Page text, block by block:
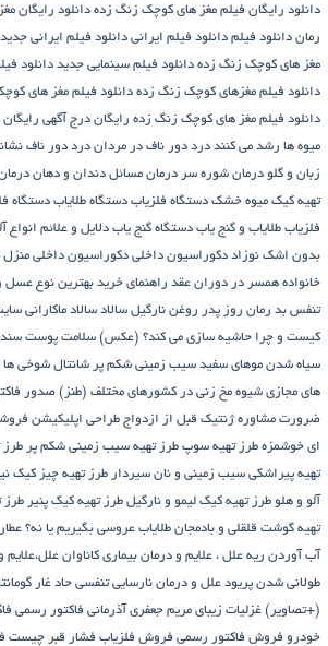
دانلود رایگان فیلم مغز های کوچک زنگ زده دانلود رایگان
رمان دانلود فیلم دانلود فیلم ایرانی دانلود فیلم ایرانی جدید
مغز های کوچک زنگ زده دانلود فیلم سینمایی جدید دانلود
دانلود فیلم مغزهای کوچک زنگ زده دانلود فیلم مغز های
دانلود فیلم مغز های کوچک زنگ زده رایگان درج آگهی
میوه ها رشد می کنند درد دور ناف در مردان درد دور ناف
زبان و گلو درمان شوره سر درمان مسائل دندان و دهان
تهیه کیک میوه خشک دستگاه فلزیاب دستگاه‌ طلایاب دستگاه‌
فلزیاب طلایاب و گنج‌ یاب دستگاه‌ گنج‌ یاب دلایل و علائم انواع
بدون اشک نوزاد دکوراسیون داخلی دکوراسیون داخلی منزل
خانواده همسر در دوران عقد راهنمای خرید بهترین نوع عسل
تنفس بد رمان روز پدر روغن نارگیل سالاد سالاد ماکارانی
کیست و چرا حاشیه سازی می کند؟ (عکس) سلامت پوست
سیاه شدن موهای سفید سیب زمینی شکم پر شانتال شوخی ها
های مجازی شیوه مخ زنی در کشورهای مختلف (طنز) صدور
ضرورت مشاوره ژنتیک قبل از ازدواج طراحی اپلیکیشن
ای خوشمزه طرز تهیه سوپ طرز تهیه سیب زمینی شکم پر طرز
تهیه پیراشكی سيب زمينی و نان سیردار طرز تهیه چیز کیک
آلو و هلو طرز تهیه کیک لیمو و نارگیل طرز تهیه کیک پنیر طرز
تهیه گوشت قلقلی و بادمجان طلایاب عروسی بگیریم یا نه؟
آب آوردن ریه علل ، علایم و درمان بیماری کاناوان علل،علایم
طولانی شدن پریود علل و درمان نارسایی تنفسی حاد غار
(+تصاویر) غزلیات زیبای مریم جعفری آذرمانی فاکتور رسمی
خودرو فروش فاکتور رسمی فروش فلزیاب فشار قبر چیست